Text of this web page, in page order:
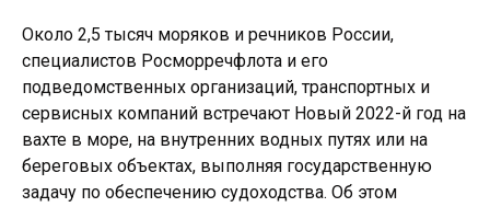
Около 2,5 тысяч моряков и речников России,
специалистов Росморречфлота и его
подведомственных организаций, транспортных и
сервисных компаний встречают Новый 2022-й год на
вахте в море, на внутренних водных путях или на
береговых объектах, выполняя государственную
задачу по обеспечению судоходства. Об этом